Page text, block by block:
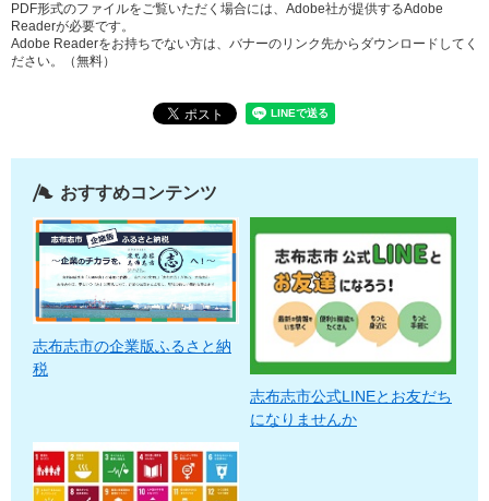
PDF形式のファイルをご覧いただく場合には、Adobe社が提供するAdobe
Readerが必要です。
Adobe Readerをお持ちでない方は、バナーのリンク先からダウンロードしてく
ださい。（無料）
おすすめコンテンツ
志布志市の企業版ふるさと納
税
志布志市公式LINEとお友だち
になりませんか